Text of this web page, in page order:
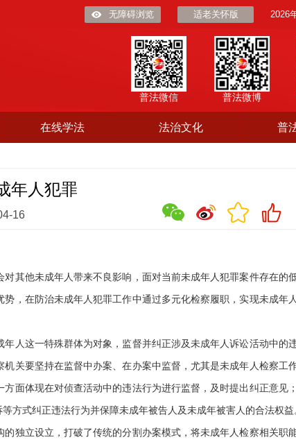
无障碍浏览 适老关怀版 2026
普法微博
普法微信
在线学法 法治文化 普
年人犯罪
16
他未成年人带来不良影响，面对当前未成年人犯罪案件存在的
，在防治未成年人犯罪工作中通过多元化检察履职，实现未成年
这一特殊群体为对象，监督并纠正涉及未成年人诉讼活动中的
关要坚持在监督中办案、在办案中监督，尤其是未成年人检察工
面体现在对侦查活动中的违法行为进行监督，及时提出纠正意见
方式纠正违法行为并保障未成年被告人及未成年被害人的合法权益
立设立，打破了传统的分割办案模式，将未成年人检察相关职